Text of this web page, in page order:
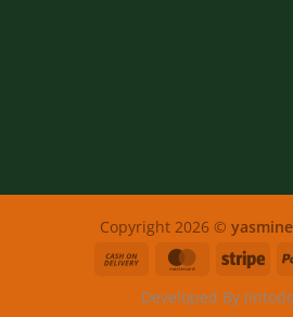
Copyright 2026 ©
PayPal
Stripe
MasterCard
Developed By